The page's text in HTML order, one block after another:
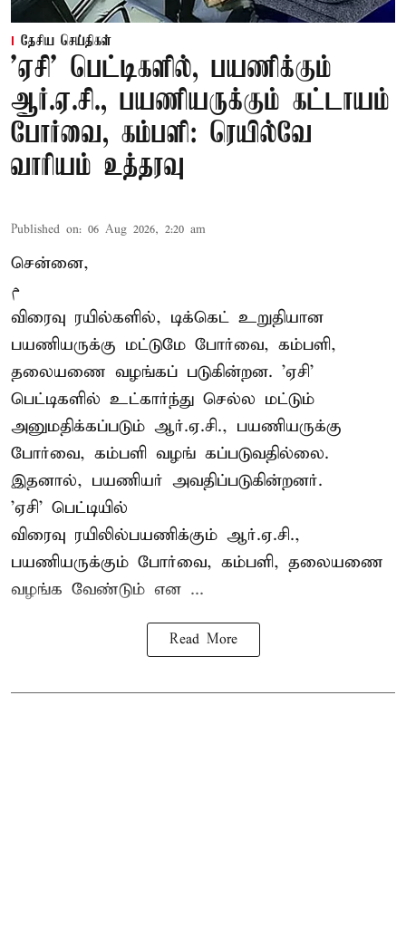
தேசிய செய்திகள்
'ஏசி' பெட்டிகளில், பயணிக்கும்
ஆர்.ஏ.சி., பயணியருக்கும் கட்டாயம்
போர்வை, கம்பளி: ரெயில்வே
வாரியம் உத்தரவு
Published on: 06 Aug 2026, 2:20 am
சென்னை,
م
விரைவு ரயில்களில், டிக்கெட் உறுதியான
பயணியருக்கு மட்டுமே போர்வை, கம்பளி,
தலையணை வழங்கப் படுகின்றன. 'ஏசி'
பெட்டிகளில் உட்கார்ந்து செல்ல மட்டும்
அனுமதிக்கப்படும் ஆர்.ஏ.சி., பயணியருக்கு
போர்வை, கம்பளி வழங் கப்படுவதில்லை.
இதனால், பயணியர் அவதிப்படுகின்றனர்.
'ஏசி' பெட்டியில்
விரைவு ரயிலில்பயணிக்கும் ஆர்.ஏ.சி.,
பயணியருக்கும் போர்வை, கம்பளி, தலையணை
வழங்க வேண்டும் என ...
Read More